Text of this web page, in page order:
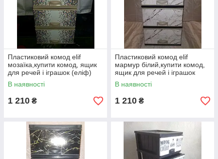
Пластиковий комод elif
мозаїка,купити комод, ящик
для речей і іграшок (еліф)
В наявності
1 210 ₴
Пластиковий комод elif
мармур білий,купити комод,
ящик для речей і іграшок
(еліф)
В наявності
1 210 ₴